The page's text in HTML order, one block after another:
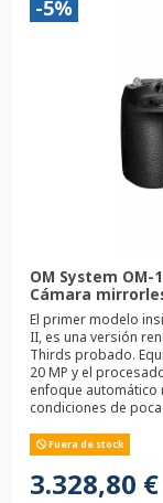
-5%
OM System OM-
Cámara
El primer modelo
II, es una versión
Thirds probado.
20 MP y el
enfoque automático
condiciones de
Fuera de stock
3.328,80 €